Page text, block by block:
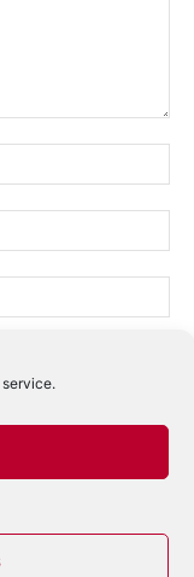
articole noi.
a reduce
datele